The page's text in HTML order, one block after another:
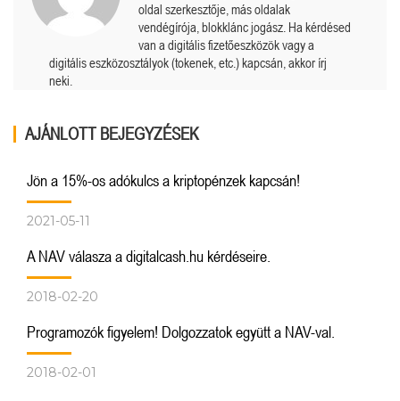
oldal szerkesztője, más oldalak
vendégírója, blokklánc jogász. Ha kérdésed
van a digitális fizetőeszközök vagy a
digitális eszközosztályok (tokenek, etc.) kapcsán, akkor írj
neki.
AJÁNLOTT BEJEGYZÉSEK
Jön a 15%-os adókulcs a kriptopénzek kapcsán!
2021-05-11
A NAV válasza a digitalcash.hu kérdéseire.
2018-02-20
Programozók figyelem! Dolgozzatok együtt a NAV-val.
2018-02-01